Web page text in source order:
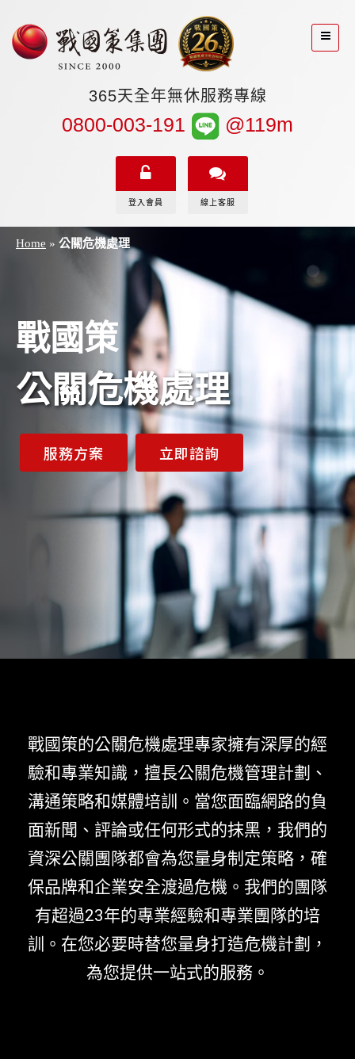
365天全年無休服務專線
0800-003-191 @119m
登入會員 線上客服
Home » 公關危機處理
戰國策
公關危機處理
服務方案 立即諮詢
戰國策的公關危機處理專家擁有深厚的經
驗和專業知識，擅長公關危機管理計劃、
溝通策略和媒體培訓。當您面臨網路的負
面新聞、評論或任何形式的抹黑，我們的
資深公關團隊都會為您量身制定策略，確
保品牌和企業安全渡過危機。我們的團隊
有超過23年的專業經驗和專業團隊的培
訓。在您必要時替您量身打造危機計劃，
為您提供一站式的服務。